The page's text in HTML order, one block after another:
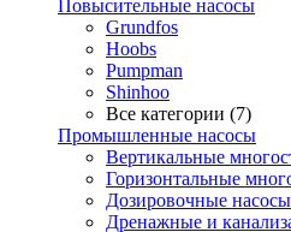
Повысительные насосы
Grundfos
Hoobs
Pumpman
Shinhoo
Все категории (7)
Промышленные насосы
Вертикальные
Горизонтальные
Дозировочные насосы
Дренажные и